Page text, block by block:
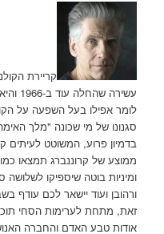
קריירת
לומר אפילו בעל השפעה על
סגנונו של מי שכונה "מלך
בדמיון פרוע, המשוטט לעיתים
ממוצע של קרוננברג תמצאו
ומיניות בוטה שיספיקו
ורהובן ועוד יישאר לכם עודף
זאת, מתחת לערימות הסחי
אודות טבע האדם והחברה